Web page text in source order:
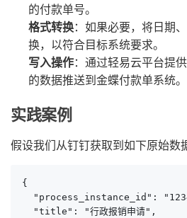
的付款单号。
格式转换：如果必要，将日期
换，以符合目标系统要求。
写入操作：通过轻易云平台提
的数据推送到金蝶付款单系统。
实践案例
假设我们从钉钉获取到如下原始数
{
"process_instance_id":
  "title": "行政报销申请",